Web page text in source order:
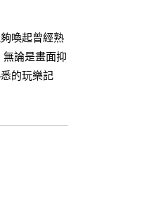
喚起曾經熟
論是畫面抑
的玩樂記